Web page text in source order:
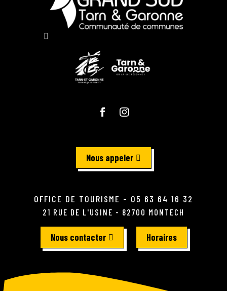
Nous appeler
OFFICE DE TOURISME - 05 63 64 16 32
21 RUE DE L'USINE - 82700 MONTECH
Nous contacter Horaires